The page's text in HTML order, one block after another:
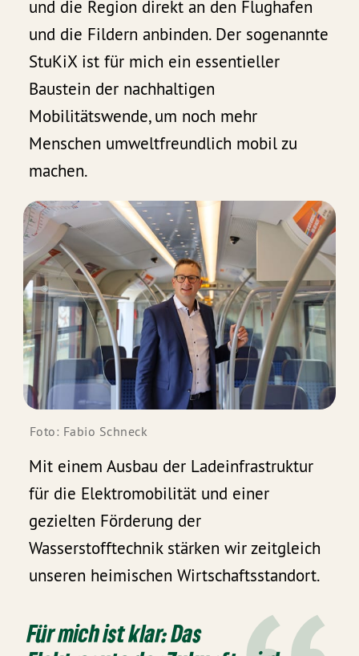
und die Region direkt an den Flughafen
und die Fildern anbinden. Der sogenannte
StuKiX ist für mich ein essentieller
Baustein der nachhaltigen
Mobilitätswende, um noch mehr
Menschen umweltfreundlich mobil zu
machen.
Foto: Fabio Schneck
Mit einem Ausbau der Ladeinfrastruktur
für die Elektromobilität und einer
gezielten Förderung der
Wasserstofftechnik stärken wir zeitgleich
unseren heimischen Wirtschaftsstandort.
Für mich ist klar: Das